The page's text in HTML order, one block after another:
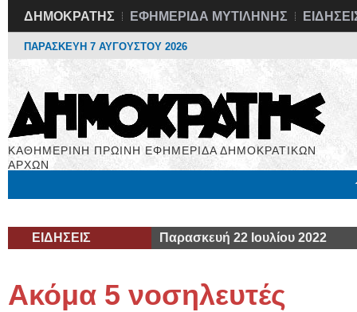
ΔΗΜΟΚΡΑΤΗΣ ΕΦΗΜΕΡΙΔΑ ΜΥΤΙΛΗΝΗΣ
ΠΑΡΑΣΚΕΥΗ 7 ΑΥΓΟΥΣΤΟΥ 2026
ΚΑΘΗΜΕΡΙΝΗ ΠΡΩΙΝΗ ΕΦΗΜΕΡΙΔΑ ΔΗΜΟΚΡΑΤΙΚΩΝ
ΑΡΧΩΝ
ΕΙΔΗΣΕΙΣ Παρασκευή 22 Ιουλίου 2022
Ακόμα 5 νοσηλευτές